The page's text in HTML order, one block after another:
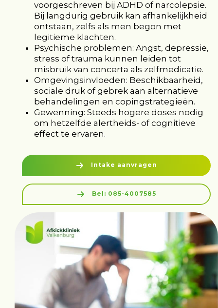
voorgeschreven bij ADHD of narcolepsie.
Bij langdurig gebruik kan afhankelijkheid
ontstaan, zelfs als men begon met
legitieme klachten.
Psychische problemen: Angst, depressie,
stress of trauma kunnen leiden tot
misbruik van concerta als zelfmedicatie.
Omgevingsinvloeden: Beschikbaarheid,
sociale druk of gebrek aan alternatieve
behandelingen en copingstrategieën.
Gewenning: Steeds hogere doses nodig
om hetzelfde alertheids- of cognitieve
effect te ervaren.
Intake aanvragen
Bel: 085-4007585